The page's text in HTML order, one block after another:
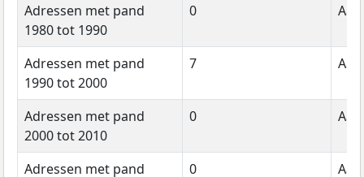
Adressen met pand
1980 tot 1990
0
Adressen met pand
1990 tot 2000
7
Adressen met pand
2000 tot 2010
0
Adressen met pand
0